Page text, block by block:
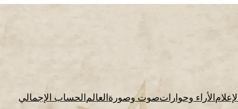
الأراء وحواراتصوت وصورة العالم الحساب الإجمالي